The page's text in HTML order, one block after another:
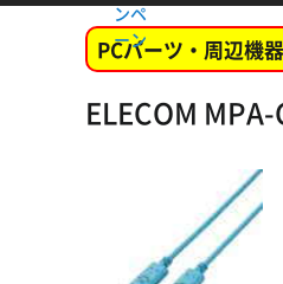
ンペ
ーン
PCパーツ・周辺機
ELECOM